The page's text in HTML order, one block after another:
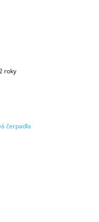
roky
čerpadla